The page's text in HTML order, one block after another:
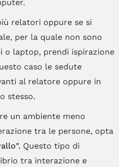
relatori oppure se si
per la quale non sono
o laptop, prendi ispirazione
caso le sedute
al relatore oppure in
stesso.
un ambiente meno
tra le persone, opta
Questo tipo di
tra interazione e